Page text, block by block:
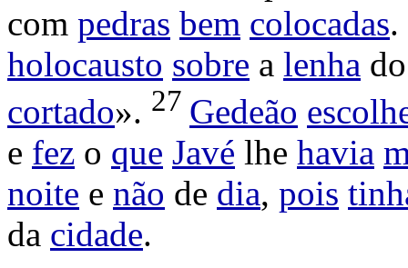
com pedras bem colocadas.
holocausto sobre a lenha
cortado». 27 Gedeão
e fez o que Javé lhe havia
noite e não de dia, pois
da cidade.